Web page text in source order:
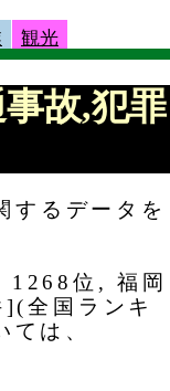
観光
故,犯罪
するデータを
1268位, 福岡
全国ランキ
は、